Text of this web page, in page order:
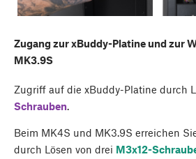
Zugang zur xBuddy-Platine und zur
MK3.9S
Zugriff auf die xBuddy-Platine durch
Schrauben.
Beim MK4S und MK3.9S erreichen
durch Lösen von drei M3x12-